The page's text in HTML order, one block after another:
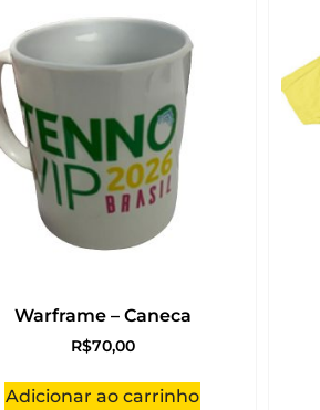
Warframe – Caneca
R$70,00
Adicionar ao carrinho